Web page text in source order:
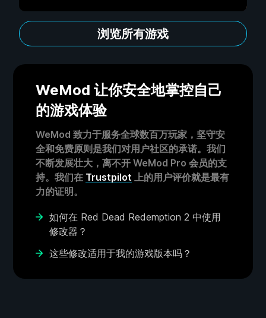
浏览所有游戏
WeMod 让你安全地掌控自己
的游戏体验
WeMod 致力于服务全球数百万玩家，坚守安
全和免费原则是我们对用户社区的承诺。我们
不断发展壮大，离不开 WeMod Pro 会员的支
持。我们在 Trustpilot 上的用户评价就是最有
力的证明。
如何在 Red Dead Redemption 2 中使用
修改器？
这些修改适用于我的游戏版本吗？